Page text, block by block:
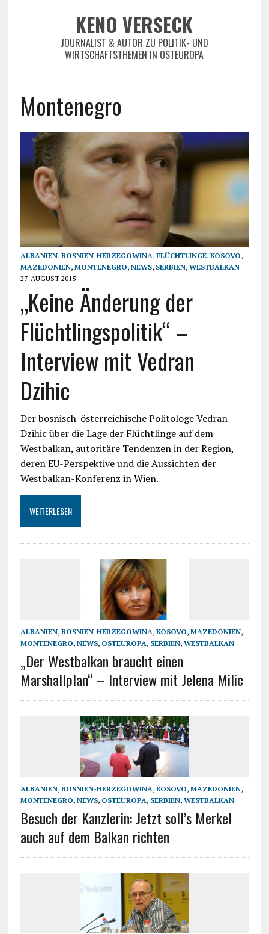
KENO VERSECK
JOURNALIST & AUTOR ZU POLITIK- UND
WIRTSCHAFTSTHEMEN IN OSTEUROPA
Montenegro
ALBANIEN, BOSNIEN-HERZEGOWINA, FLÜCHTLINGE, KOSOVO,
MAZEDONIEN, MONTENEGRO, NEWS, SERBIEN, WESTBALKAN
27. AUGUST 2015
„Keine Änderung der
Flüchtlingspolitik“ –
Interview mit Vedran
Dzihic
Der bosnisch-österreichische Politologe Vedran
Dzihic über die Lage der Flüchtlinge auf dem
Westbalkan, autoritäre Tendenzen in der Region,
deren EU-Perspektive und die Aussichten der
Westbalkan-Konferenz in Wien.
WEITERLESEN
ALBANIEN, BOSNIEN-HERZEGOWINA, KOSOVO, MAZEDONIEN,
MONTENEGRO, NEWS, OSTEUROPA, SERBIEN, WESTBALKAN
„Der Westbalkan braucht einen
Marshallplan“ – Interview mit Jelena Milic
ALBANIEN, BOSNIEN-HERZEGOWINA, KOSOVO, MAZEDONIEN,
MONTENEGRO, NEWS, OSTEUROPA, SERBIEN, WESTBALKAN
Besuch der Kanzlerin: Jetzt soll’s Merkel
auch auf dem Balkan richten